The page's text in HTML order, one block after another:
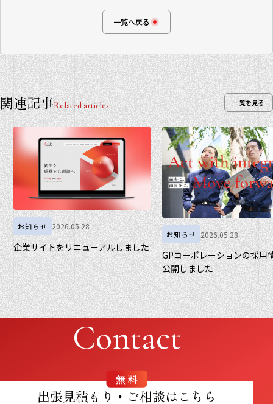
一覧へ戻る
関連記事Related articles 一覧を見る
お知らせ 2026.05.28
企業サイトをリニューアルしました
お知らせ 2026.05.28
GPコーポレーションの採用
公開しました
Contact
無料
出張見積もり・ご相談はこちら